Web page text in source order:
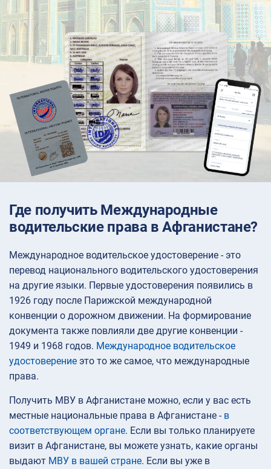
Где получить Международные
водительские права в Афганистане?
Международное водительское удостоверение - это
перевод национального водительского удостоверения
на другие языки. Первые удостоверения появились в
1926 году после Парижской международной
конвенции о дорожном движении. На формирование
документа также повлияли две другие конвенции -
1949 и 1968 годов. Международное водительское
удостоверение это то же самое, что международные
права.
Получить МВУ в Афганистане можно, если у вас есть
местные национальные права в Афганистане - в
соответствующем органе. Если вы только планируете
визит в Афганистане, вы можете узнать, какие органы
выдают МВУ в вашей стране. Если вы уже в